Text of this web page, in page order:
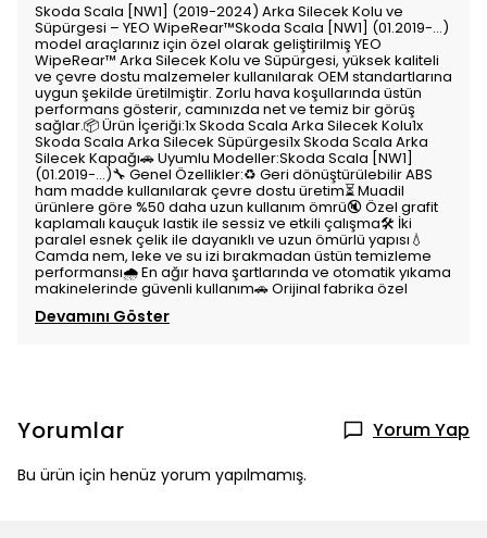
Skoda Scala [NW1] (2019-2024) Arka Silecek Kolu ve
Süpürgesi – YEO WipeRear™Skoda Scala [NW1] (01.2019-…)
model araçlarınız için özel olarak geliştirilmiş YEO
WipeRear™ Arka Silecek Kolu ve Süpürgesi, yüksek kaliteli
ve çevre dostu malzemeler kullanılarak OEM standartlarına
uygun şekilde üretilmiştir. Zorlu hava koşullarında üstün
performans gösterir, camınızda net ve temiz bir görüş
sağlar.📦 Ürün İçeriği:1x Skoda Scala Arka Silecek Kolu1x
Skoda Scala Arka Silecek Süpürgesi1x Skoda Scala Arka
Silecek Kapağı🚗 Uyumlu Modeller:Skoda Scala [NW1]
(01.2019-…)🔧 Genel Özellikler:♻️ Geri dönüştürülebilir ABS
ham madde kullanılarak çevre dostu üretim⏳ Muadil
ürünlere göre %50 daha uzun kullanım ömrü🔇 Özel grafit
kaplamalı kauçuk lastik ile sessiz ve etkili çalışma🛠️ İki
paralel esnek çelik ile dayanıklı ve uzun ömürlü yapısı💧
Camda nem, leke ve su izi bırakmadan üstün temizleme
performansı🌧️ En ağır hava şartlarında ve otomatik yıkama
makinelerinde güvenli kullanım🚗 Orijinal fabrika özel
Devamını Göster
Yorumlar Yorum Yap
Bu ürün için henüz yorum yapılmamış.